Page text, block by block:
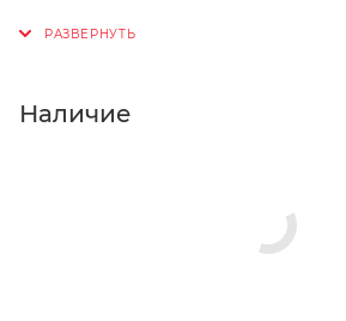
Нажмите кнопку «Оформить заказ».
Наличие